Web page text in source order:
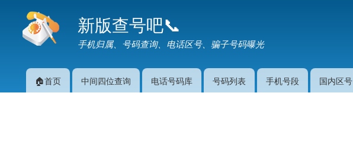
新版查号吧📞
手机归属、号码查询、电话区号、骗子号码曝光
主菜单🏠首页 中间四位查询 电话号码库 号码列表 手机号段 国内区号